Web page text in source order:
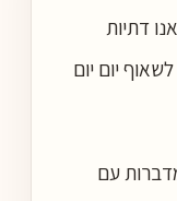
דתיות
יום יום
עם